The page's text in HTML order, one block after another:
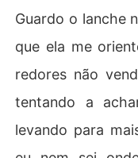
Guardo o lanche
que ela me
redores não
tentando a
levando para